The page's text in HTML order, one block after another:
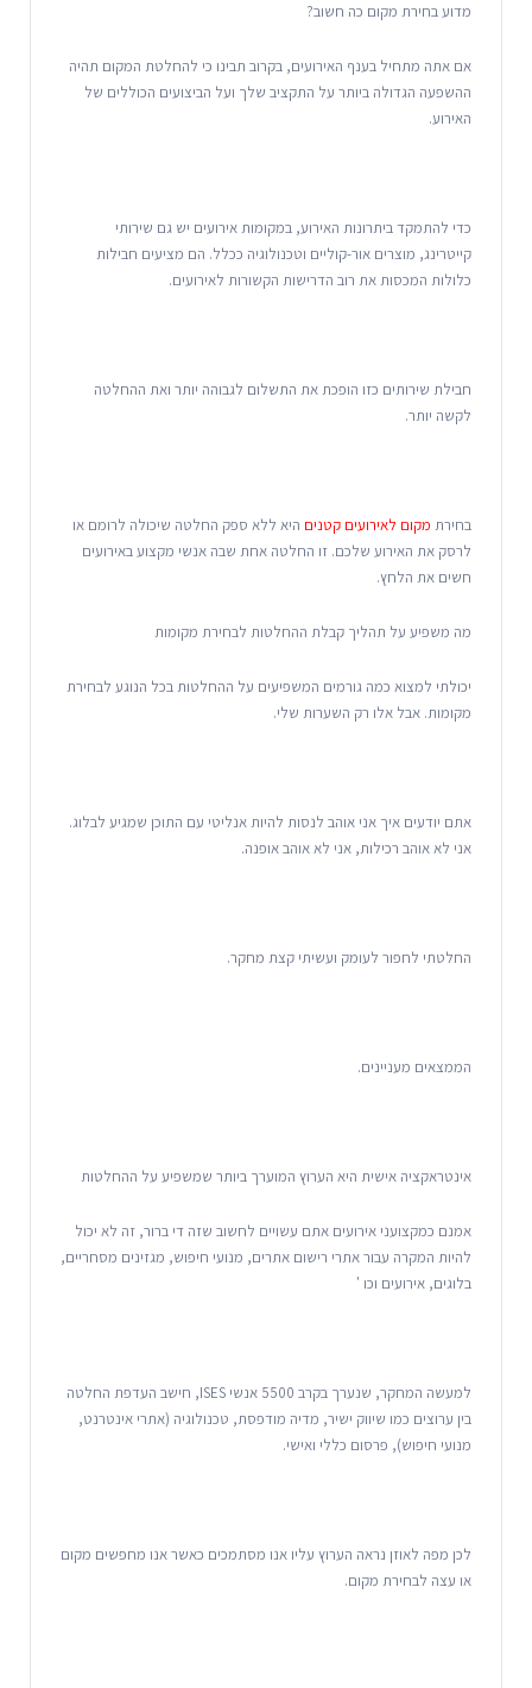
מדוע בחירת מקום כה חשוב?
אם אתה מתחיל בענף האירועים, בקרוב תבינו כי להחלטת המקום תהיה
ההשפעה הגדולה ביותר על התקציב שלך ועל הביצועים הכוללים של
האירוע.
כדי להתמקד ביתרונות האירוע, במקומות אירועים יש גם שירותי
קייטרינג, מוצרים אור-קוליים וטכנולוגיה ככלל. הם מציעים חבילות
כלולות המכסות את רוב הדרישות הקשורות לאירועים.
חבילת שירותים כזו הופכת את התשלום לגבוהה יותר ואת ההחלטה
לקשה יותר.
בחירת מקום לאירועים קטנים היא ללא ספק החלטה שיכולה לרומם או
לרסק את האירוע שלכם. זו החלטה אחת שבה אנשי מקצוע באירועים
חשים את הלחץ.
מה משפיע על תהליך קבלת ההחלטות לבחירת מקומות
יכולתי למצוא כמה גורמים המשפיעים על ההחלטות בכל הנוגע לבחירת
מקומות. אבל אלו רק השערות שלי.
אתם יודעים איך אני אוהב לנסות להיות אנליטי עם התוכן שמגיע לבלוג.
אני לא אוהב רכילות, אני לא אוהב אופנה.
החלטתי לחפור לעומק ועשיתי קצת מחקר.
הממצאים מעניינים.
אינטראקציה אישית היא הערוץ המוערך ביותר שמשפיע על ההחלטות
אמנם כמקצועני אירועים אתם עשויים לחשוב שזה די ברור, זה לא יכול
להיות המקרה עבור אתרי רישום אתרים, מנועי חיפוש, מגזינים מסחריים,
בלוגים, אירועים וכו '
למעשה המחקר, שנערך בקרב 5500 אנשי ISES, חישב העדפת החלטה
בין ערוצים כמו שיווק ישיר, מדיה מודפסת, טכנולוגיה (אתרי אינטרנט,
מנועי חיפוש), פרסום כללי ואישי.
לכן מפה לאוזן נראה הערוץ עליו אנו מסתמכים כאשר אנו מחפשים מקום
או עצה לבחירת מקום.